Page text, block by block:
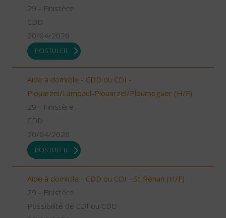
29 - Finistère
CDD
20/04/2026
POSTULER
Aide à domicile - CDD ou CDI -
Plouarzel/Lampaul-Plouarzel/Ploumoguer (H/F)
29 - Finistère
CDD
20/04/2026
POSTULER
Aide à domicile - CDD ou CDI - St Renan (H/F)
29 - Finistère
Possibilité de CDI ou CDD